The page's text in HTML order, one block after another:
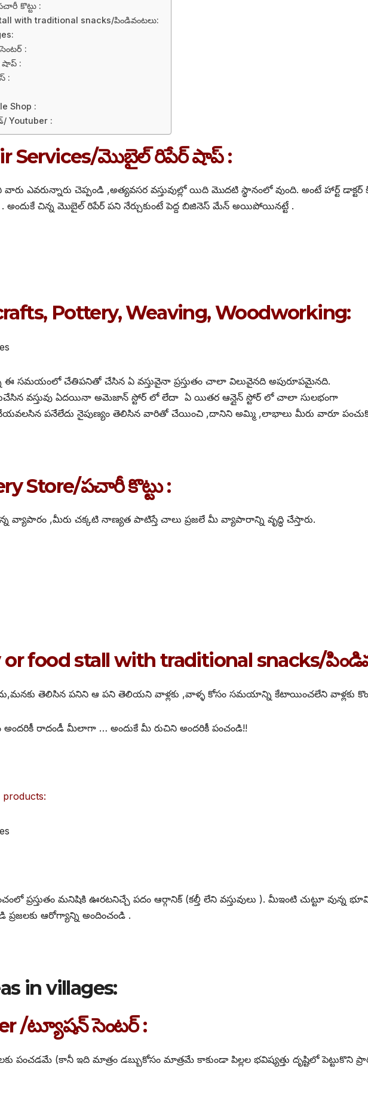
కొట్టు :
with traditional snacks/పిండివంటలు:
:
షాప్ :
:
Shop :
Youtuber :
Services/మొబైల్ రిపేర్ షాప్ :
ఎవరున్నారు చెప్పండి ,అత్యవసర వస్తువుల్లో యిది మొదటి స్థానంలో వుంది. అంటే హార్ట్
చిన్న మొబైల్ రిపేర్ పని నేర్చుకుంటే పెద్ద బిజినెస్ మేన్ అయిపోయినట్టే .
Pottery, Weaving, Woodworking:
సమయంలో చేతిపనితో చేసిన ఏ వస్తువైనా ప్రస్తుతం చాలా విలువైనది అపురూపమైనది.
వస్తువు ఏదయినా అమెజాన్ స్టోర్ లో లేదా ఏ యితర ఆన్లైన్ స్టోర్ లో చాలా సులభంగా
చేయవలసిన పనేలేదు నైపుణ్యం తెలిసిన వారితో చేయించి ,దానిని అమ్మి ,లాభాలు మీరు వారూ
Store/పచారీ కొట్టు :
,మీరు చక్కటి నాణ్యత పాటిస్తే చాలు ప్రజలే మీ వ్యాపారాన్ని వృద్ధి చేస్తారు.
or food stall with traditional snacks/
తెలిసిన పనిని ఆ పని తెలియని వాళ్లకు ,వాళ్ళ కోసం సమయాన్ని కేటాయించలేని వాళ్లకు
రాదండీ మీలాగా … అందుకే మీ రుచిని అందరికీ పంచండి!!
ప్రస్తుతం మనిషికి ఊరటనిచ్చే పదం ఆర్గానిక్ (కల్తీ లేని వస్తువులు ). మీఇంటి చుట్టూ
ఆరోగ్యాన్ని అందించండి .
in villages:
/ట్యూషన్ సెంటర్ :
పంచడమే (కానీ ఇది మాత్రం డబ్బుకోసం మాత్రమే కాకుండా పిల్లల భవిష్యత్తు దృష్టిలో పెట్టుకొని